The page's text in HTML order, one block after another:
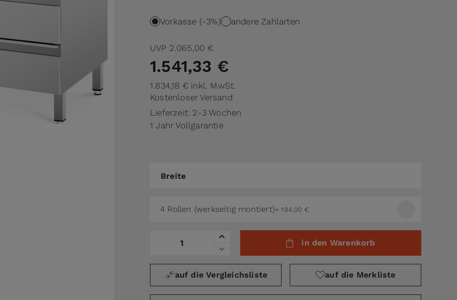
Vorkasse (-3%) andere Zahlarten
UVP 2.065,00 €
1.541,33 €
1.834,18 € inkl. MwSt.
Kostenloser Versand
Lieferzeit: 2-3 Wochen
1 Jahr Vollgarantie
Breite
4 Rollen (werkseitig montiert)+ 194,00 €
in den Warenkorb
auf die Vergleichsliste auf die Merkliste